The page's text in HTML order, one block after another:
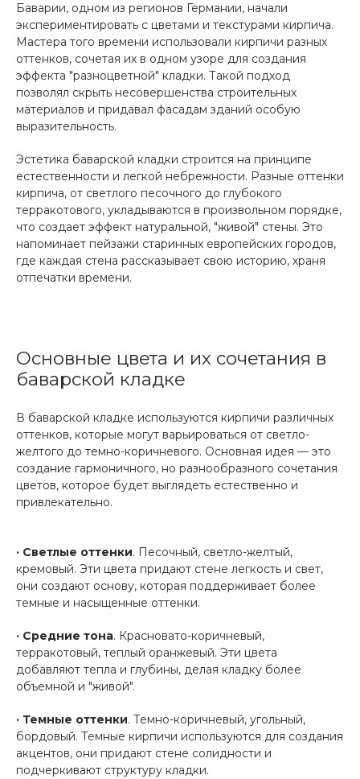
Баварии, одном из регионов Германии, начали
экспериментировать с цветами и текстурами кирпича.
Мастера того времени использовали кирпичи разных
оттенков, сочетая их в одном узоре для создания
эффекта "разноцветной" кладки. Такой подход
позволял скрыть несовершенства строительных
материалов и придавал фасадам зданий особую
выразительность.
Эстетика баварской кладки строится на принципе
естественности и легкой небрежности. Разные оттенки
кирпича, от светлого песочного до глубокого
терракотового, укладываются в произвольном порядке,
что создает эффект натуральной, "живой" стены. Это
напоминает пейзажи старинных европейских городов,
где каждая стена рассказывает свою историю, храня
отпечатки времени.
Основные цвета и их сочетания в
баварской кладке
В баварской кладке используются кирпичи различных
оттенков, которые могут варьироваться от светло-
желтого до темно-коричневого. Основная идея — это
создание гармоничного, но разнообразного сочетания
цветов, которое будет выглядеть естественно и
привлекательно.
· Светлые оттенки. Песочный, светло-желтый,
кремовый. Эти цвета придают стене легкость и свет,
они создают основу, которая поддерживает более
темные и насыщенные оттенки.
· Средние тона. Красновато-коричневый,
терракотовый, теплый оранжевый. Эти цвета
добавляют тепла и глубины, делая кладку более
объемной и "живой".
· Темные оттенки. Темно-коричневый, угольный,
бордовый. Темные кирпичи используются для создания
акцентов, они придают стене солидности и
подчеркивают структуру кладки.